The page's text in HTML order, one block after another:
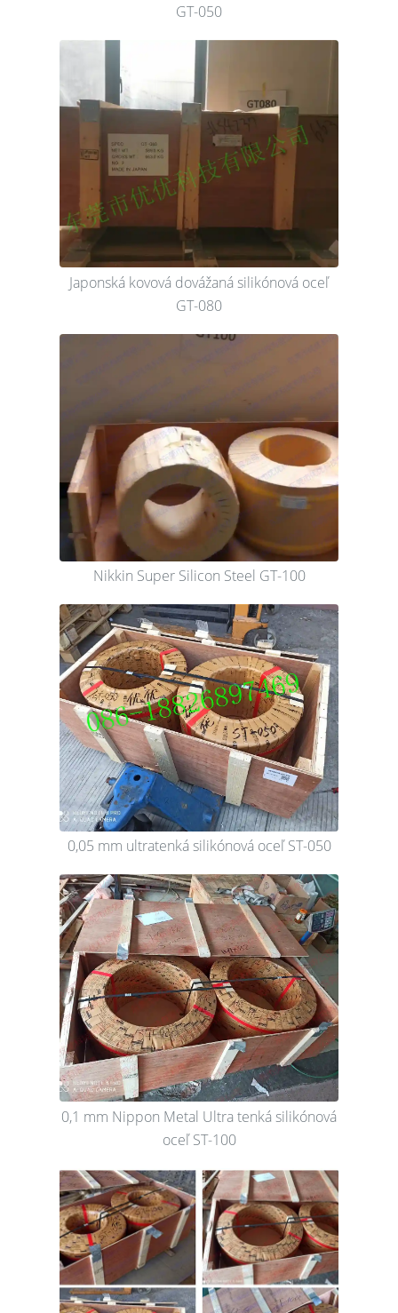
GT-050
Japonská kovová dovážaná silikónová oceľ
GT-080
Nikkin Super Silicon Steel GT-100
0,05 mm ultratenká silikónová oceľ ST-050
0,1 mm Nippon Metal Ultra tenká silikónová
oceľ ST-100